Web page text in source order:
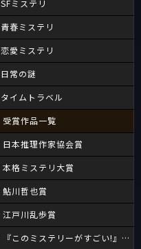
SFミステリ
青春ミステリ
恋愛ミステリ
日常の謎
タイムトラベル
受賞作品一覧
日本推理作家協会賞
本格ミステリ大賞
鮎川哲也賞
江戸川乱歩賞
『このミステリーがすごい!』大賞